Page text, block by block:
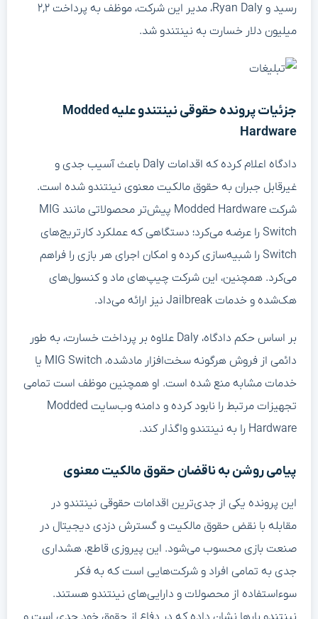
رسید و Ryan Daly، مدیر این شرکت، موظف به پرداخت ۲,۲
میلیون دلار خسارت به نینتندو شد.
جزئیات پرونده حقوقی نینتندو علیه Modded
Hardware
دادگاه اعلام کرده که اقدامات Daly باعث آسیب جدی و
غیرقابل جبران به حقوق مالکیت معنوی نینتندو شده است.
شرکت Modded Hardware پیش‌تر محصولاتی مانند MIG
Switch را عرضه می‌کرد؛ دستگاهی که عملکرد کارتریج‌های
Switch را شبیه‌سازی کرده و امکان اجرای هر بازی را فراهم
می‌کرد. همچنین، این شرکت چیپ‌های ماد و کنسول‌های
هک‌شده و خدمات Jailbreak نیز ارائه می‌داد.
بر اساس حکم دادگاه، Daly علاوه بر پرداخت خسارت، به طور
دائمی از فروش هرگونه سخت‌افزار مادشده، MIG Switch یا
خدمات مشابه منع شده است. او همچنین موظف است تمامی
تجهیزات مرتبط را نابود کرده و دامنه وب‌سایت Modded
Hardware را به نینتندو واگذار کند.
پیامی روشن به ناقضان حقوق مالکیت معنوی
این پرونده یکی از جدی‌ترین اقدامات حقوقی نینتندو در
مقابله با نقض حقوق مالکیت و گسترش دزدی دیجیتال در
صنعت بازی محسوب می‌شود. این پیروزی قاطع، هشداری
جدی به تمامی افراد و شرکت‌هایی است که به فکر
سوءاستفاده از محصولات و دارایی‌های نینتندو هستند.